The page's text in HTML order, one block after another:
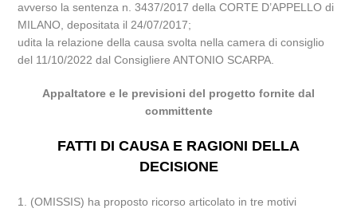
avverso la sentenza n. 3437/2017 della CORTE D’APPELLO di
MILANO, depositata il 24/07/2017;
udita la relazione della causa svolta nella camera di consiglio
del 11/10/2022 dal Consigliere ANTONIO SCARPA.
Appaltatore e le previsioni del progetto fornite dal
committente
FATTI DI CAUSA E RAGIONI DELLA
DECISIONE
1. (OMISSIS) ha proposto ricorso articolato in tre motivi